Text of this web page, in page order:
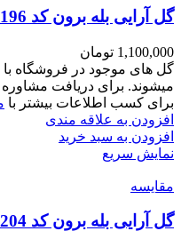
گل آرایی بله برون کد 196
1,100,000 تومان
گل های موجود در فروشگاه با
میشوند. برای دریافت
برای کسب اطلاعات بیشتر با
افزودن به علاقه مندی
افزودن به سبد خرید
نمایش سریع
مقايسه
گل آرایی بله برون کد 204